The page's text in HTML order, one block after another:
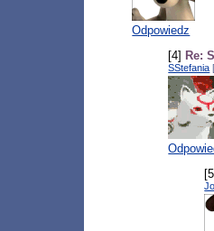
Odpowiedz
[4] Re:
SStefania